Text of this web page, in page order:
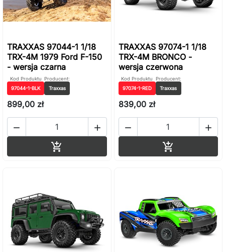
TRAXXAS 97044-1 1/18
TRX-4M 1979 Ford F-150
- wersja czarna
Kod Produktu
97044-1-BLK
Producent:
Traxxas
899,00 zł
 

TRAXXAS 97074-1 1/18
TRX-4M BRONCO -
wersja czerwona
Kod Produktu
97074-1-RED
Producent:
Traxxas
839,00 zł
 
